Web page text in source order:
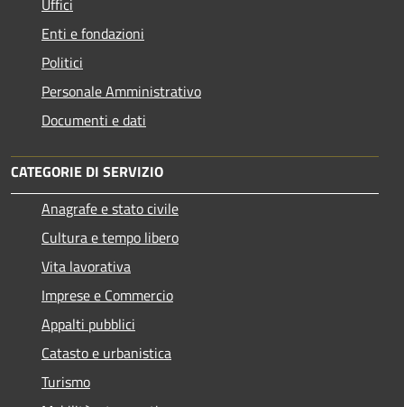
Uffici
Enti e fondazioni
Politici
Personale Amministrativo
Documenti e dati
CATEGORIE DI SERVIZIO
Anagrafe e stato civile
Cultura e tempo libero
Vita lavorativa
Imprese e Commercio
Appalti pubblici
Catasto e urbanistica
Turismo